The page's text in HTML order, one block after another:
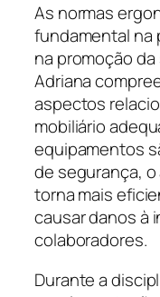
As normas
fundamental na
na promoção
Adriana
aspectos
mobiliário
equipamentos
de segurança,
torna mais
causar danos à
colaboradores.
Durante a